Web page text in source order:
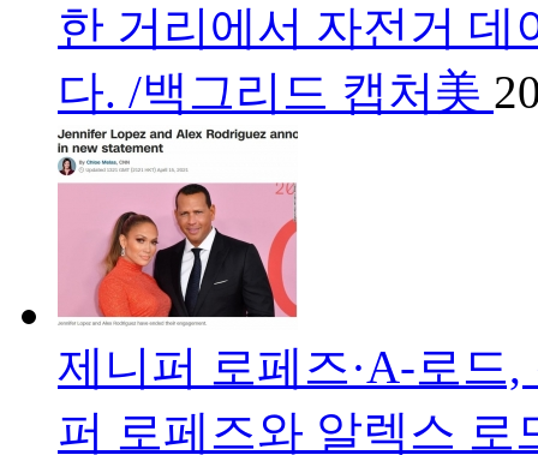
한 거리에서 자전거
다. /백그리드 캡처美
제니퍼 로페즈·A-로
퍼 로페즈와 알렉스 로